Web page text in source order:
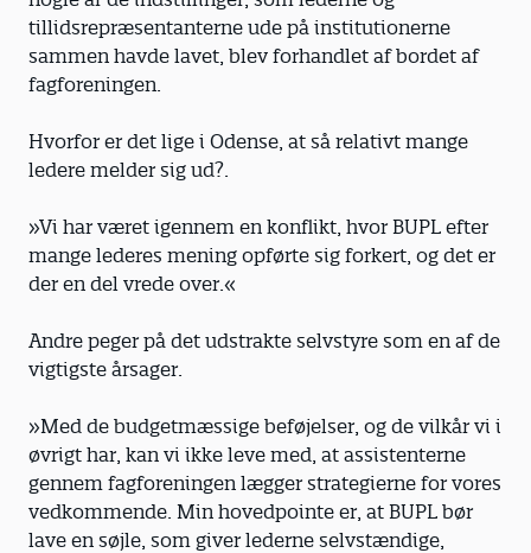
tillidsrepræsentanterne ude på institutionerne
sammen havde lavet, blev forhandlet af bordet af
fagforeningen.
Hvorfor er det lige i Odense, at så relativt mange
ledere melder sig ud?.
»Vi har været igennem en konflikt, hvor BUPL efter
mange lederes mening opførte sig forkert, og det er
der en del vrede over.«
Andre peger på det udstrakte selvstyre som en af de
vigtigste årsager.
»Med de budgetmæssige beføjelser, og de vilkår vi i
øvrigt har, kan vi ikke leve med, at assistenterne
gennem fagforeningen lægger strategierne for vores
vedkommende. Min hovedpointe er, at BUPL bør
lave en søjle, som giver lederne selvstændige,